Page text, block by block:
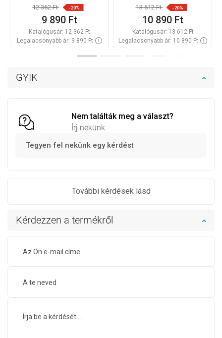
GYIK
Nem találták meg a választ?
Írj nekünk
Tegyen fel nekünk egy kérdést
További kérdések lásd
Kérdezzen a termékről
12 362 Ft -20%
9 890 Ft
Katalógusár: 12 362 Ft
Legalacsonyabb ár: 9 890 Ft
13 612 Ft -20%
10 890 Ft
Katalógusár: 13 612 Ft
Legalacsonyabb ár: 10 890 Ft